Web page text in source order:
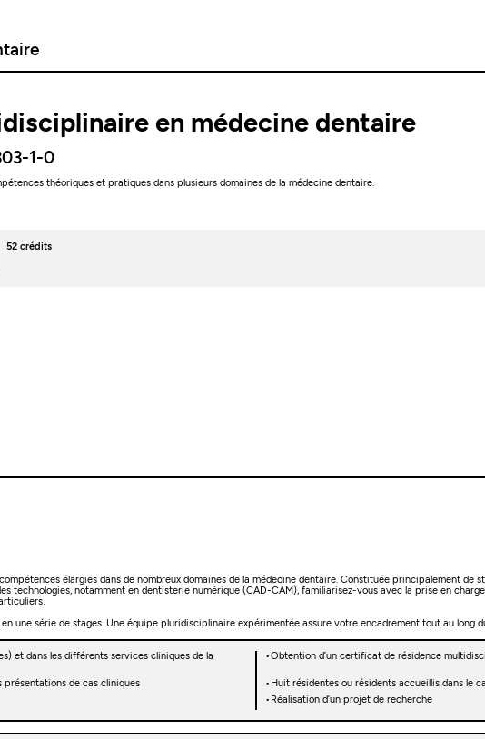
en médecine dentaire
1-0
théoriques et pratiques dans plusieurs domaines de la médecine dentaire.
52 crédits
élargies dans de nombreux domaines de la médecine dentaire. Constituée principalement
technologies, notamment en dentisterie numérique (CAD-CAM), familiarisez-vous avec la prise en
une série de stages. Une équipe pluridisciplinaire expérimentée assure votre encadrement tout au long
et dans les différents services cliniques de la
Obtention d’un certificat de résidence
présentations de cas cliniques
Huit résidentes ou résidents accueillis dans le
Réalisation d’un projet de recherche